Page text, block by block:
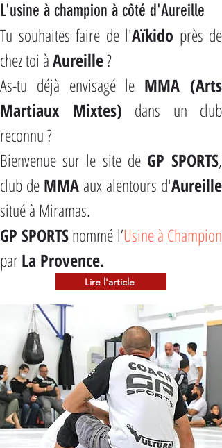
L'usine à champion à côté d'Aureille
Tu souhaites faire de l'Aïkido près de
chez toi à Aureille ?
As-tu déjà envisagé le MMA (Arts
Martiaux Mixtes) dans un club
reconnu ?
Bienvenue sur le site de GP SPORTS,
club de MMA aux alentours d'Aureille
situé à Miramas.
GP SPORTS nommé l’Usine à Champion
par La Provence.
Lire l'article